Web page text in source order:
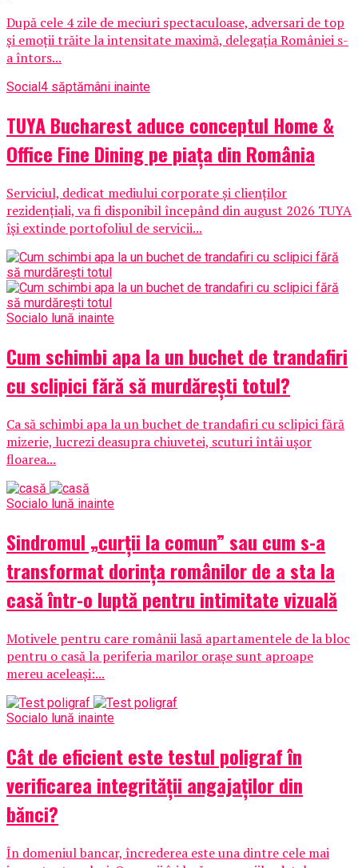
După cele 4 zile de meciuri spectaculoase, adversari de top
și emoții trăite la intensitate maximă, delegația României s-
a întors...
Social 4 săptămâni inainte
TUYA Bucharest aduce conceptul Home &
Office Fine Dining pe piața din România
Serviciul, dedicat mediului corporate și clienților
rezidențiali, va fi disponibil începând din august 2026 TUYA
își extinde portofoliul de servicii...
Social o lună inainte
Cum schimbi apa la un buchet de trandafiri
cu sclipici fără să murdărești totul?
Ca să schimbi apa la un buchet de trandafiri cu sclipici fără
mizerie, lucrezi deasupra chiuvetei, scuturi întâi ușor
floarea...
Socialo lună inainte
Sindromul „curții la comun” sau cum s-a
transformat dorința românilor de a sta la
casă într-o luptă pentru intimitate vizuală
Motivele pentru care românii lasă apartamentele de la bloc
pentru o casă la periferia marilor orașe sunt aproape
mereu aceleași:...
Socialo lună inainte
Cât de eficient este testul poligraf în
verificarea integrității angajaților din
bănci?
În domeniul bancar, încrederea este una dintre cele mai